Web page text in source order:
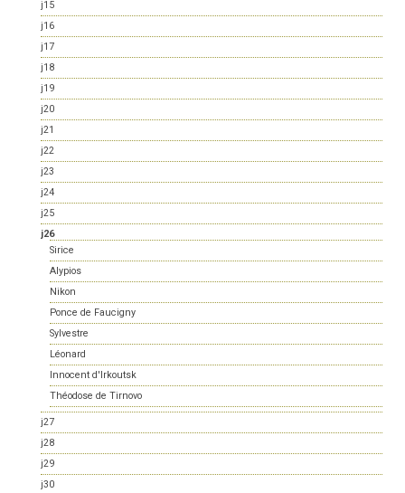
j15
j16
j17
j18
j19
j20
j21
j22
j23
j24
j25
j26
Sirice
Alypios
Nikon
Ponce de Faucigny
Sylvestre
Léonard
Innocent d'Irkoutsk
Théodose de Tirnovo
j27
j28
j29
j30